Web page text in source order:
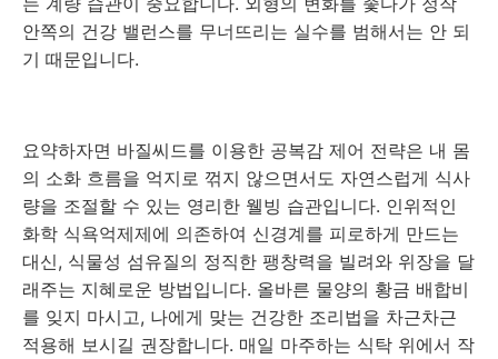
안쪽의 건강 밸런스를 무너뜨리는 실수를 범해서는 안 되
기 때문입니다.
요약하자면 바질씨드를 이용한 공복감 제어 전략은 내 몸
의 소화 흐름을 억지로 꺾지 않으면서도 자연스럽게 식사
량을 조절할 수 있는 영리한 웰빙 습관입니다. 인위적인
화학 식욕억제제에 의존하여 신경계를 피로하게 만드는
대신, 식물성 섬유질의 정직한 팽창력을 빌려와 위장을 달
래주는 지혜로운 방법입니다. 올바른 물양의 황금 배합비
를 잊지 마시고, 나에게 맞는 건강한 조리법을 차근차근
적용해 보시길 권장합니다. 매일 마주하는 식탁 위에서 작